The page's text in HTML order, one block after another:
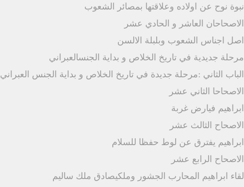
نبوة نوح عن اولاده وعلاقتها بمصائر الشعوب
الاصحاحان العاشر و الحادي عشر
اصل اجناس الشعوب وبلبلة الالسن
مرحلة جديدية في تاريخ الخلاص و بداية الجنسالعبراني
الباب الثاني :مرحلة جديدة في تاريخ الخلاص و بداية الجنس العبراني
الاصحاحا الثاني عشر
ابراهيم فيارض غربة
الاصحاح الثالث عشر
ابراهيم يفترق عن لوط حفظا للسلام
الاصحاح الرابع عشر
لقاء ابراهيم المحارب الجشور وملكيصادق ملك ساليم